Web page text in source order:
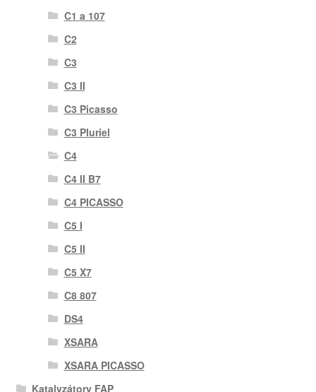
C1 a 107
C2
C3
C3 II
C3 Picasso
C3 Pluriel
C4
C4 II B7
C4 PICASSO
C5 I
C5 II
C5 X7
C8 807
DS4
XSARA
XSARA PICASSO
Katalyzátory FAP